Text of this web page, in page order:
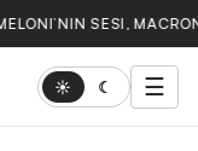
SESI,
☀ ☾ ☰